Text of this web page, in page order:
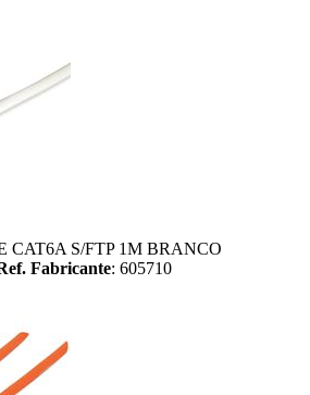
CAT6A S/FTP 1M BRANCO
Fabricante: 605710